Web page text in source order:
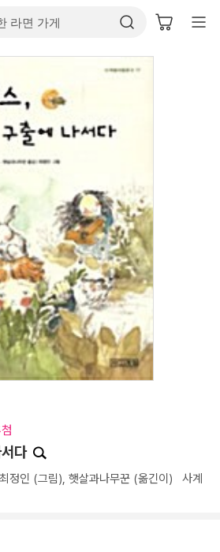
다
최정인 (그림), 햇살과나무꾼 (옮긴이) 사계